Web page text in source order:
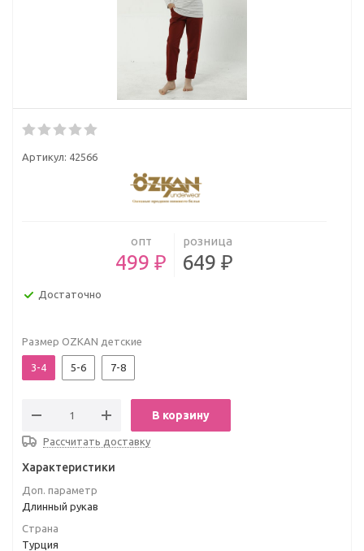
Артикул: 42566
опт
499 ₽
розница
649 ₽
Достаточно
Размер OZKAN детские
3-4 5-6 7-8
В корзину
Рассчитать доставку
Характеристики
Доп. параметр
Длинный рукав
Страна
Турция